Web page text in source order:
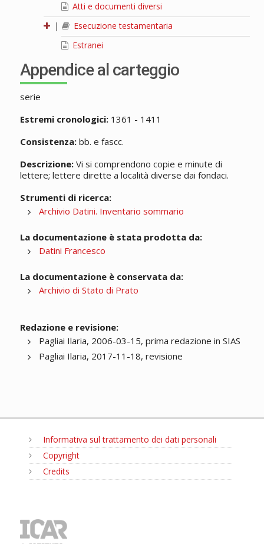
Atti e documenti diversi
|
Esecuzione testamentaria
Estranei
Appendice al carteggio
serie
Estremi cronologici:1361 - 1411
Consistenza:bb. e fascc.
Descrizione:Vi si comprendono copie e minute di
lettere; lettere dirette a località diverse dai fondaci.
Strumenti di ricerca:
Archivio Datini. Inventario sommario
La documentazione è stata prodotta da:
Datini Francesco
La documentazione è conservata da:
Archivio di Stato di Prato
Redazione e revisione:
Pagliai Ilaria, 2006-03-15, prima redazione in SIAS
Pagliai Ilaria, 2017-11-18, revisione
Informativa sul trattamento dei dati personali
Copyright
Credits